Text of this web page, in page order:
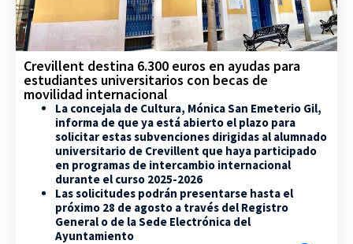
Crevillent destina 6.300 euros en ayudas para
estudiantes universitarios con becas de
movilidad internacional
La concejala de Cultura, Mónica San Emeterio Gil,
informa de que ya está abierto el plazo para
solicitar estas subvenciones dirigidas al alumnado
universitario de Crevillent que haya participado
en programas de intercambio internacional
durante el curso 2025-2026
Las solicitudes podrán presentarse hasta el
próximo 28 de agosto a través del Registro
General o de la Sede Electrónica del
Ayuntamiento